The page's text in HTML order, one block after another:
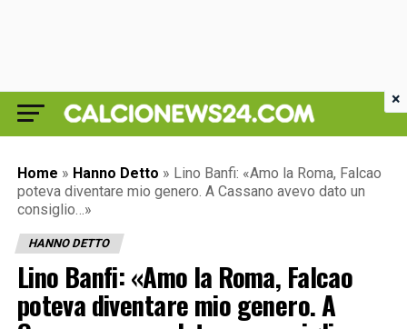
Home » Hanno Detto » Lino Banfi: «Amo la Roma, Falcao
poteva diventare mio genero. A Cassano avevo dato un
consiglio…»
HANNO DETTO
Lino Banfi: «Amo la Roma, Falcao
poteva diventare mio genero. A
×